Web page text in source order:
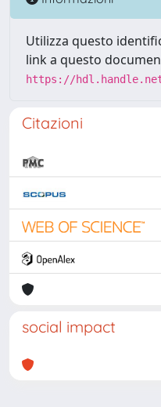
Utilizza questo
link a questo
https://hdl.handle.net/
Citazioni
social impact